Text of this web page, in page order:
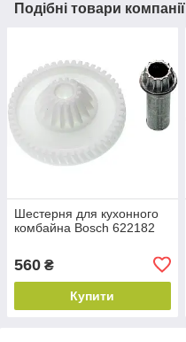
Подібні товари компанії
Шестерня для кухонного
комбайна Bosch 622182
560 ₴
Купити